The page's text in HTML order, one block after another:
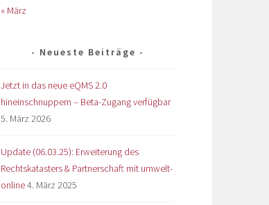
« März
Neueste Beiträge
Jetzt in das neue eQMS 2.0
hineinschnuppern – Beta-Zugang verfügbar
5. März 2026
Update (06.03.25): Erweiterung des
Rechtskatasters & Partnerschaft mit umwelt-
online4. März 2025